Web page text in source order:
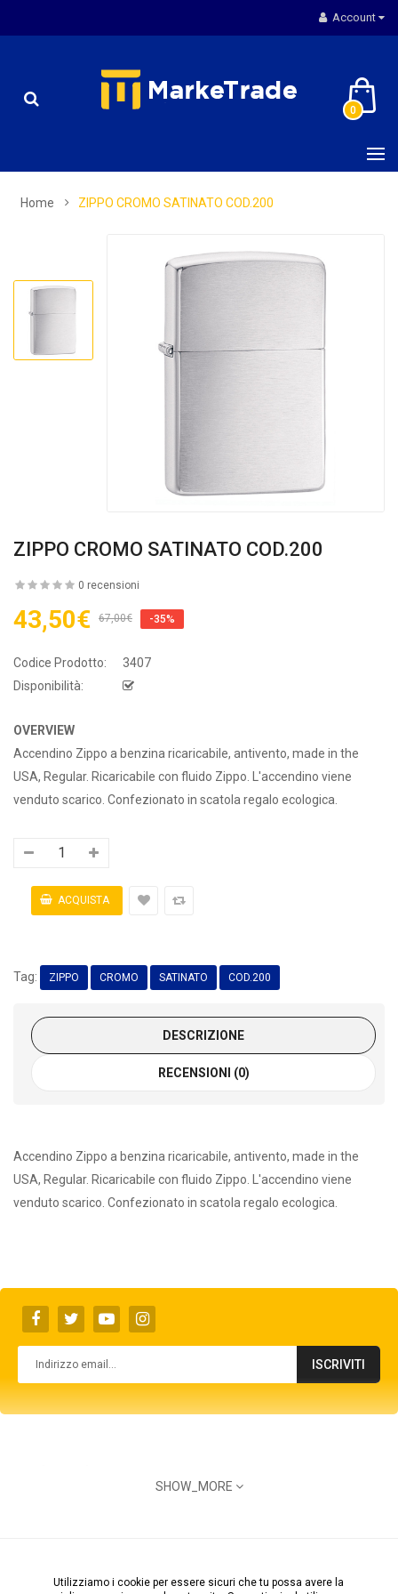
Account
0
Home ZIPPO CROMO SATINATO COD.200
ZIPPO CROMO SATINATO COD.200
0 recensioni
43,50€ 67,00€ -35%
Codice Prodotto:
3407
Disponibilità:
OVERVIEW
Accendino Zippo a benzina ricaricabile, antivento, made in the
USA, Regular. Ricaricabile con fluido Zippo. L'accendino viene
venduto scarico. Confezionato in scatola regalo ecologica.
Tag: ZIPPO CROMO SATINATO COD.200
DESCRIZIONE
RECENSIONI (0)
Accendino Zippo a benzina ricaricabile, antivento, made in the
USA, Regular. Ricaricabile con fluido Zippo. L'accendino viene
venduto scarico. Confezionato in scatola regalo ecologica.
ISCRIVITI
800 425300
SHOW_MORE
© 2026 Aid Point Srl - P.Iva: 07747831217 - Powered by
Utilizziamo i cookie per essere sicuri che tu possa avere la